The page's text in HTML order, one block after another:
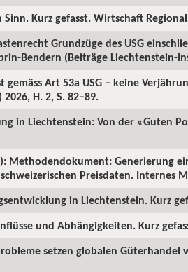
Kurz gefasst. Wirtschaft
Grundzüge des USG
Bendern (Beiträge Liechtenstein-
gemäss Art 53a USG – keine
H. 2, S. 82–89.
in Liechtenstein: Von der «Guten
Methodendokument: Generierung
Preisdaten. Internes
in Liechtenstein. Kurz
und Abhängigkeiten. Kurz
setzen globalen